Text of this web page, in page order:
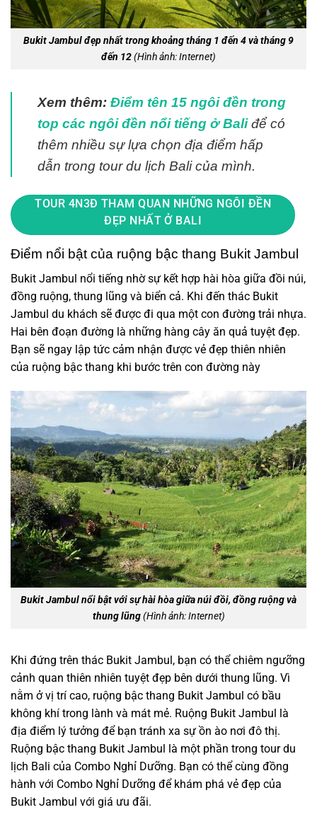
Bukit Jambul đẹp nhất trong khoảng tháng 1 đến 4 và tháng 9
đến 12(Hình ảnh: Internet)
Xem thêm: Điểm tên 15 ngôi đền trong
top các ngôi đền nổi tiếng ở Baliđể có
thêm nhiều sự lựa chọn địa điểm hấp
dẫn trong tour du lịch Bali của mình.
TOUR 4N3Đ THAM QUAN NHỮNG NGÔI ĐỀN
ĐẸP NHẤT Ở BALI
Điểm nổi bật của ruộng bậc thang Bukit Jambul
Bukit Jambul nổi tiếng nhờ sự kết hợp hài hòa giữa đồi núi,
đồng ruộng, thung lũng và biển cả. Khi đến thác Bukit
Jambul du khách sẽ được đi qua một con đường trải nhựa.
Hai bên đoạn đường là những hàng cây ăn quả tuyệt đẹp.
Bạn sẽ ngay lập tức cảm nhận được vẻ đẹp thiên nhiên
của ruộng bậc thang khi bước trên con đường này
Bukit Jambul nổi bật với sự hài hòa giữa núi đồi, đồng ruộng và
thung lũng(Hình ảnh: Internet)
Khi đứng trên thác Bukit Jambul, bạn có thể chiêm ngưỡng
cảnh quan thiên nhiên tuyệt đẹp bên dưới thung lũng. Vì
nằm ở vị trí cao, ruộng bậc thang Bukit Jambul có bầu
không khí trong lành và mát mẻ. Ruộng Bukit Jambul là
địa điểm lý tưởng để bạn tránh xa sự ồn ào nơi đô thị.
Ruộng bậc thang Bukit Jambul là một phần trong tour du
lịch Bali của Combo Nghỉ Dưỡng. Bạn có thể cùng đồng
hành với Combo Nghỉ Dưỡng để khám phá vẻ đẹp của
Bukit Jambul với giá ưu đãi.